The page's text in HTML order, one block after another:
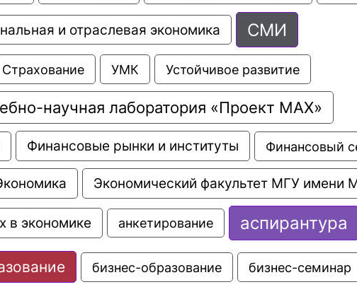
и отраслевая экономика СМИ
Страхование УМК Устойчивое развитие
научная лаборатория «Проект МАХ»
Финансовые рынки и институты Финансовый
Экономический факультет МГУ имени
в экономике анкетирование аспирантура
бизнес-образование бизнес-семинар